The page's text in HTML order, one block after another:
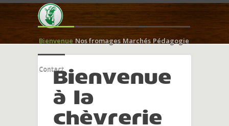
Bienvenue Nos fromages Marchés Pédagogie
ContactBienvenue
à la
chèvrerie